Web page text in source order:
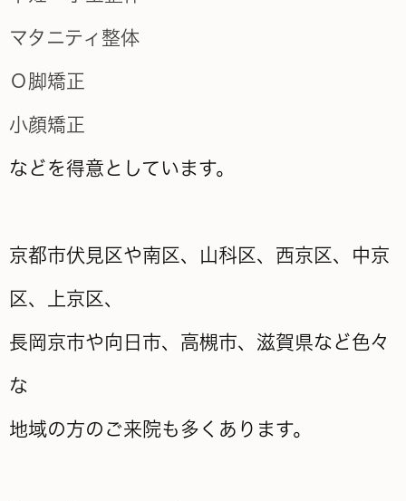
マタニティ整体
Ｏ脚矯正
小顔矯正
などを得意としています。
京都市伏見区や南区、山科区、西京区、中京
区、上京区、
長岡京市や向日市、高槻市、滋賀県など色々
な
地域の方のご来院も多くあります。